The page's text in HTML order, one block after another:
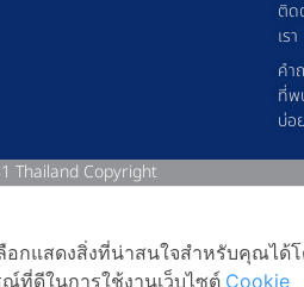
ติด
เรา
คำ
ที่พ
บ่อ
Thailand Copyright
อกแสดงสิ่งที่น่าสนใจสำหรับคุณได้
ที่ดีในการใช้งานเว็บไซต์ Cookie